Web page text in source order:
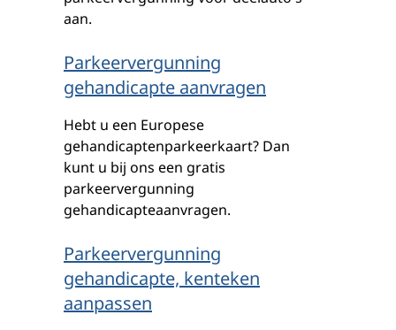
aan.
Parkeervergunning
gehandicapte aanvragen
Hebt u een Europese
gehandicaptenparkeerkaart? Dan
kunt u bij ons een gratis
parkeervergunning
gehandicapteaanvragen.
Parkeervergunning
gehandicapte, kenteken
aanpassen